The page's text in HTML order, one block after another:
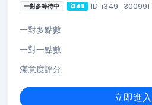
一對多等待中 i349 ID: i349_300991
一對多點數
一對一點數
滿意度評分
立即進入